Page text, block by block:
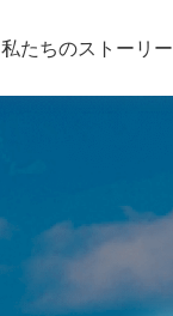
私たちのストーリー